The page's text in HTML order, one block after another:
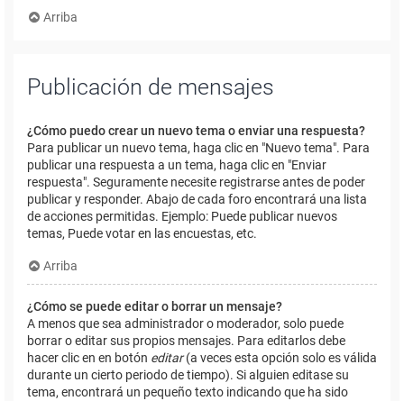
Arriba
Publicación de mensajes
¿Cómo puedo crear un nuevo tema o enviar una respuesta?
Para publicar un nuevo tema, haga clic en "Nuevo tema". Para
publicar una respuesta a un tema, haga clic en "Enviar
respuesta". Seguramente necesite registrarse antes de poder
publicar y responder. Abajo de cada foro encontrará una lista
de acciones permitidas. Ejemplo: Puede publicar nuevos
temas, Puede votar en las encuestas, etc.
Arriba
¿Cómo se puede editar o borrar un mensaje?
A menos que sea administrador o moderador, solo puede
borrar o editar sus propios mensajes. Para editarlos debe
hacer clic en en botón editar(a veces esta opción solo es válida
durante un cierto periodo de tiempo). Si alguien editase su
tema, encontrará un pequeño texto indicando que ha sido